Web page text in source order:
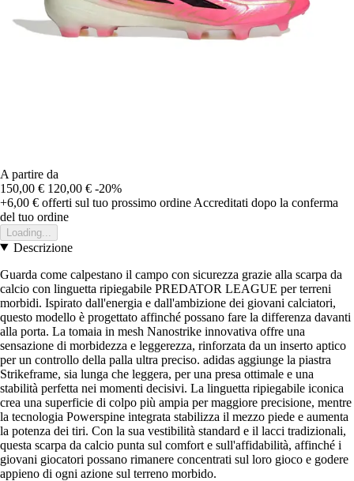
A partire da
150,00 € 120,00 € -20%
+6,00 € offerti sul tuo prossimo ordine Accreditati dopo la conferma
del tuo ordine
Loading...
Descrizione
Guarda come calpestano il campo con sicurezza grazie alla scarpa da
calcio con linguetta ripiegabile PREDATOR LEAGUE per terreni
morbidi. Ispirato dall'energia e dall'ambizione dei giovani calciatori,
questo modello è progettato affinché possano fare la differenza davanti
alla porta. La tomaia in mesh Nanostrike innovativa offre una
sensazione di morbidezza e leggerezza, rinforzata da un inserto aptico
per un controllo della palla ultra preciso. adidas aggiunge la piastra
Strikeframe, sia lunga che leggera, per una presa ottimale e una
stabilità perfetta nei momenti decisivi. La linguetta ripiegabile iconica
crea una superficie di colpo più ampia per maggiore precisione, mentre
la tecnologia Powerspine integrata stabilizza il mezzo piede e aumenta
la potenza dei tiri. Con la sua vestibilità standard e il lacci tradizionali,
questa scarpa da calcio punta sul comfort e sull'affidabilità, affinché i
giovani giocatori possano rimanere concentrati sul loro gioco e godere
appieno di ogni azione sul terreno morbido.